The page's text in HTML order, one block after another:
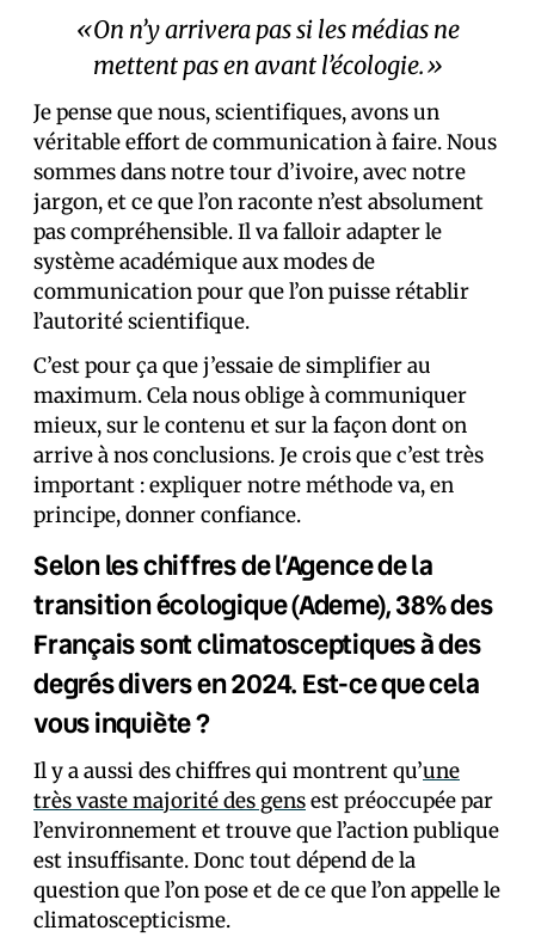
«On n’y arrivera pas si les médias ne
mettent pas en avant l’écologie.»
Je pense que nous, scientifiques, avons un
véritable effort de communication à faire. Nous
sommes dans notre tour d’ivoire, avec notre
jargon, et ce que l’on raconte n’est absolument
pas compréhensible. Il va falloir adapter le
système académique aux modes de
communication pour que l’on puisse rétablir
l’autorité scientifique.
C’est pour ça que j’essaie de simplifier au
maximum. Cela nous oblige à communiquer
mieux, sur le contenu et sur la façon dont on
arrive à nos conclusions. Je crois que c’est très
important : expliquer notre méthode va, en
principe, donner confiance.
Selon les chiffres de l’Agence de la
transition écologique (Ademe), 38% des
Français sont climatosceptiques à des
degrés divers en 2024. Est-ce que cela
vous inquiète ?
Il y a aussi des chiffres qui montrent qu’une
très vaste majorité des gensest préoccupée par
l’environnement et trouve que l’action publique
est insuffisante. Donc tout dépend de la
question que l’on pose et de ce que l’on appelle le
climatoscepticisme.